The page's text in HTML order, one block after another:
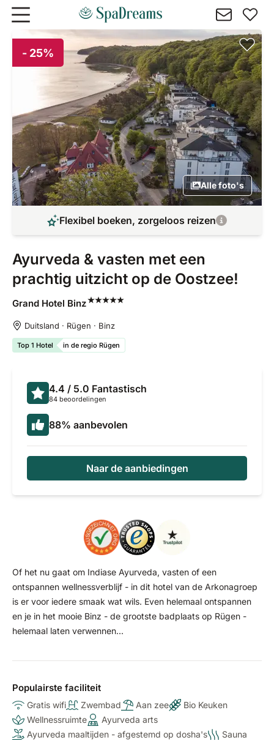
Naar hoofdinhoud gaan
- 25%
Alle foto's
Flexibel boeken, zorgeloos reizen
Ayurveda & vasten met een
prachtig uitzicht op de Oostzee!
Grand Hotel Binz
Duitsland · Rügen · Binz
Top 1 Hotel in de regio Rügen
4.4 / 5.0 Fantastisch
84 beoordelingen
88% aanbevolen
Naar de aanbiedingen
Of het nu gaat om Indiase Ayurveda, vasten of een
ontspannen wellnessverblijf - in dit hotel van de Arkonagroep
is er voor iedere smaak wat wils. Even helemaal ontspannen
en je in het mooie Binz - de grootste badplaats op Rügen -
helemaal laten verwennen...
Populairste faciliteit
Gratis wifi Zwembad Aan zee
Bio Keuken
Wellnessruimte
Ayurveda arts
Ayurveda maaltijden - afgestemd op dosha's
Sauna